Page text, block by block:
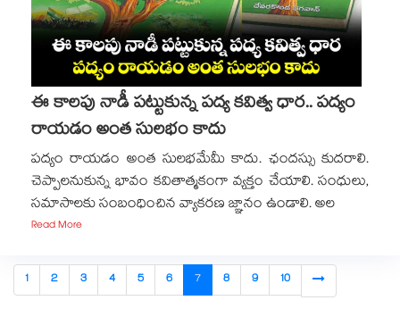
ఈ కాలపు నాడీ పట్టుకున్న పద్య కవిత్వ ధార.. పద్యం
రాయడం అంత సులభం కాదు
పద్యం రాయడం అంత సులభమేమీ కాదు. ఛందస్సు కుదరాలి.
చెప్పాలనుకున్న భావం కవితాత్మకంగా వ్యక్తం చేయాలి. సంధులు,
సమాసాలకు సంబంధించిన వ్యాకరణ జ్ఞానం ఉండాలి. అల
Read More
1 2 3 4 5 6 7 8 9 10